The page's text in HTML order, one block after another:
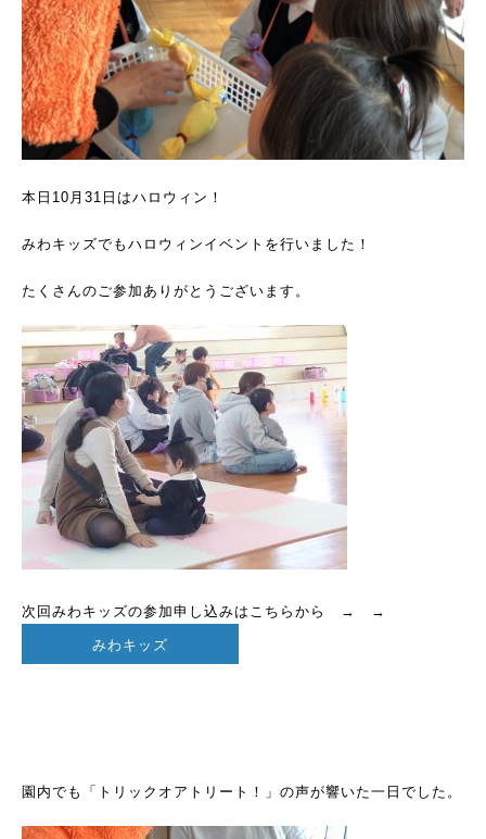
本日10月31日はハロウィン！
みわキッズでもハロウィンイベントを行いました！
たくさんのご参加ありがとうございます。
次回みわキッズの参加申し込みはこちらから → →
みわキッズ
園内でも「トリックオアトリート！」の声が響いた一日でした。